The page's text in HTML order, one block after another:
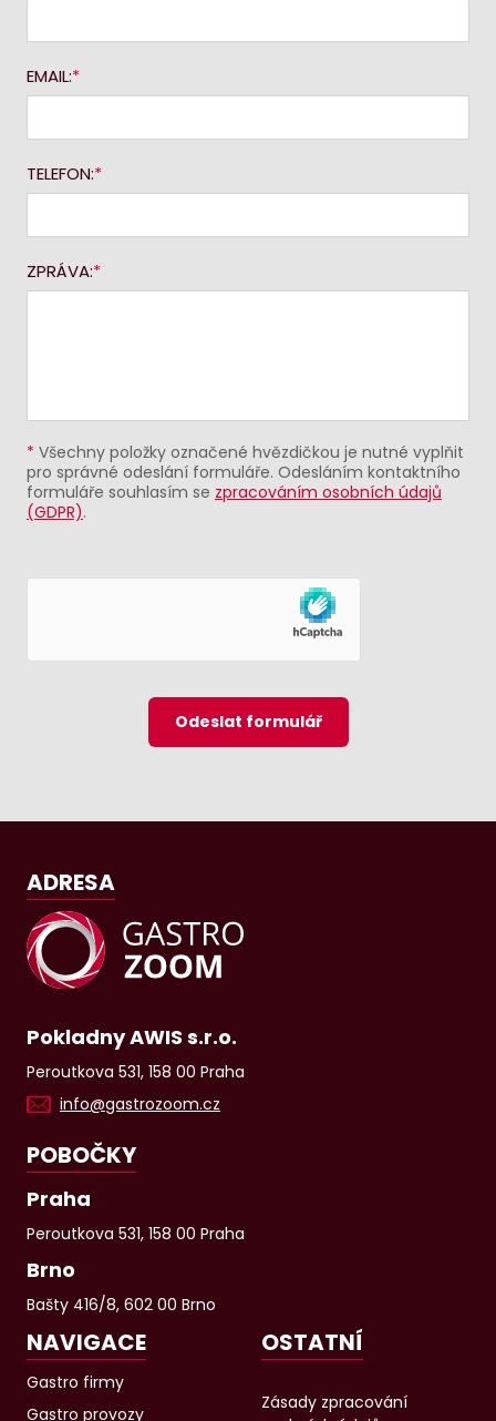
EMAIL:
TELEFON:
ZPRÁVA:
* Všechny položky označené hvězdičkou je nutné vyplňit
pro správné odeslání formuláře. Odesláním kontaktního
formuláře souhlasím se zpracováním osobních údajů
(GDPR).
Odeslat formulář
ADRESA
Pokladny AWIS s.r.o.
Peroutkova 531, 158 00 Praha
info@gastrozoom.cz
POBOČKY
Praha
Peroutkova 531, 158 00 Praha
Brno
Bašty 416/8, 602 00 Brno
NAVIGACE
Gastro firmy
Gastro provozy
OSTATNÍ
Zásady zpracování